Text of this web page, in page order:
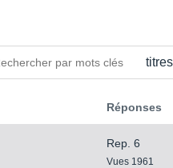
Réponses
Rep. 6
Vues 1961